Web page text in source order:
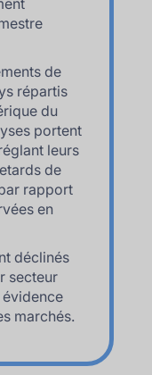
de
répartis
du
portent
leurs
de
rapport
en
déclinés
secteur
marchés.